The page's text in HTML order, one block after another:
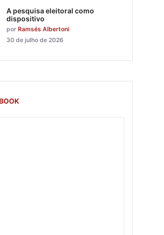
A pesquisa eleitoral como
dispositivo
por Ramsés Albertoni
30 de julho de 2026